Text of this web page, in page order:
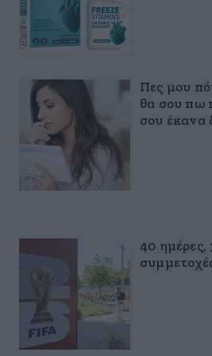
Πες μου
θα σου πω
σου έκανα
40 ημέρες,